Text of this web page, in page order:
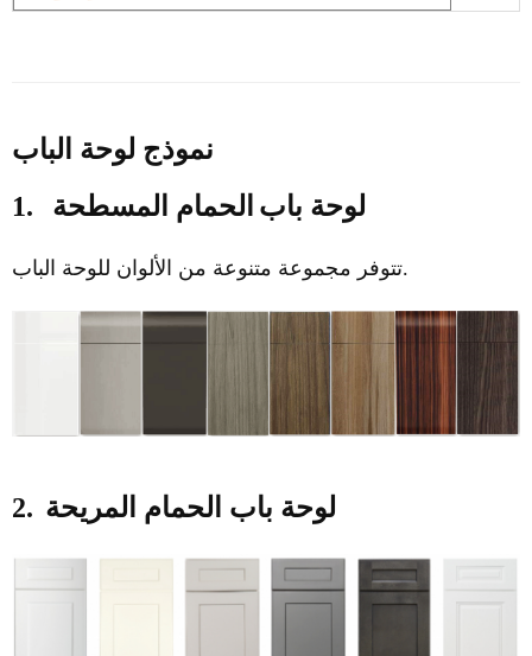
نموذج لوحة الباب
1.
لوحة باب الحمام المسطحة
تتوفر مجموعة متنوعة من الألوان للوحة الباب.
2. لوحة باب الحمام المريحة